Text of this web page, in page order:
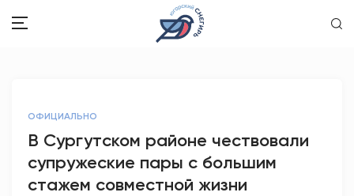
ОБРАЗОВАНИЕ
ОФИЦИАЛЬНО
В Сургутском районе чествовали
супружеские пары с большим
стажем совместной жизни